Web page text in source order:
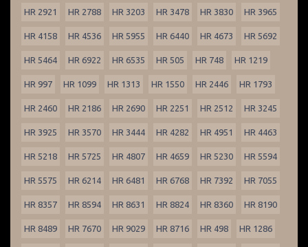
HR 2921 HR 2788 HR 3203 HR 3478 HR 3830 HR 3965
HR 4158 HR 4536 HR 5955 HR 6440 HR 4673 HR 5692
HR 5464 HR 6922 HR 6535 HR 505 HR 748 HR 1219
HR 997 HR 1099 HR 1313 HR 1550 HR 2446 HR 1793
HR 2460 HR 2186 HR 2690 HR 2251 HR 2512 HR 3245
HR 3925 HR 3570 HR 3444 HR 4282 HR 4951 HR 4463
HR 5218 HR 5725 HR 4807 HR 4659 HR 5230 HR 5594
HR 5575 HR 6214 HR 6481 HR 6768 HR 7392 HR 7055
HR 8357 HR 8594 HR 8631 HR 8824 HR 8360 HR 8190
HR 8489 HR 7670 HR 9029 HR 8716 HR 498 HR 1286